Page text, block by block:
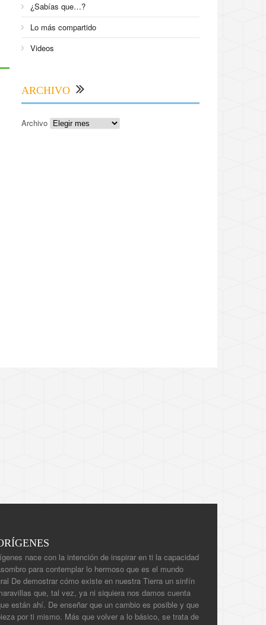
¿Sabías que…?
Lo más compartido
Videos
ARCHIVO
Archivo
nace con la intención de inspirar en ti la capacidad
para contemplar lo hermoso que es el mundo
De demostrar cómo existe en nuestra Tierra un sinfín
que, tal vez, ya ni siquiera nos damos cuenta
están ahí. De enseñar que un cambio es posible y que
por ti mismo. Más que volver a lo básico, se trata de